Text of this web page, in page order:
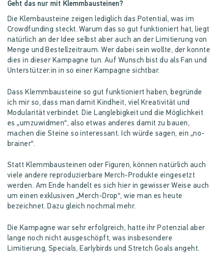
Geht das nur mit Klemmbausteinen?
Die Klembausteine zeigen lediglich das Potential, was im
Crowdfunding steckt. Warum das so gut funktioniert hat, liegt
natürlich an der Idee selbst aber auch an der Limitierung von
Menge und Bestellzeitraum. Wer dabei sein wollte, der konnte
dies in dieser Kampagne tun. Auf Wunsch bist du als Fan und
Unterstützer:in in so einer Kampagne sichtbar.
Dass Klemmbausteine so gut funktioniert haben, begründe
ich mir so, dass man damit Kindheit, viel Kreativität und
Modularität verbindet. Die Langlebigkeit und die Möglichkeit
es „umzuwidmen“, also etwas anderes damit zu bauen,
machen die Steine so interessant. Ich würde sagen, ein „no-
brainer“.
Statt Klemmbausteinen oder Figuren, können natürlich auch
viele andere reproduzierbare Merch-Produkte eingesetzt
werden. Am Ende handelt es sich hier in gewisser Weise auch
um einen exklusiven „Merch-Drop“, wie man es heute
bezeichnet. Dazu gleich nochmal mehr.
Die Kampagne war sehr erfolgreich, hatte ihr Potenzial aber
lange noch nicht ausgeschöpft, was insbesondere
Limitierung, Specials, Earlybirds und Stretch Goals angeht.